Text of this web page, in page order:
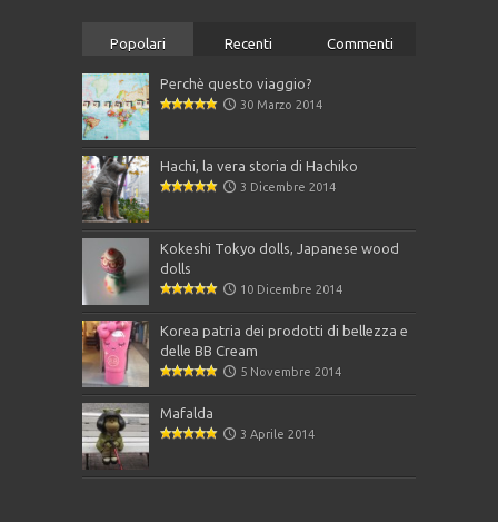
Popolari Recenti Commenti
Perchè questo viaggio?
30 Marzo 2014
Hachi, la vera storia di Hachiko
3 Dicembre 2014
Kokeshi Tokyo dolls, Japanese wood
dolls
10 Dicembre 2014
Korea patria dei prodotti di bellezza e
delle BB Cream
5 Novembre 2014
Mafalda
3 Aprile 2014